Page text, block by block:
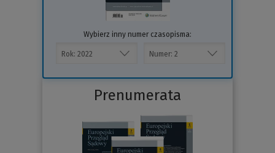
Wybierz inny numer czasopisma:
Prenumerata